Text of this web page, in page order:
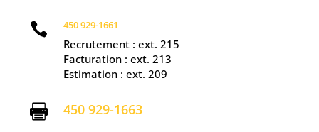
 450 929-1661
Recrutement : ext. 215
Facturation : ext. 213
Estimation : ext. 209
 450 929-1663